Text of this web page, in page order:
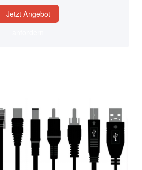
Jetzt Angebot